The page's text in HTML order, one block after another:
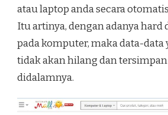
atau laptop anda secara
Itu artinya, dengan adanya hard
pada komputer, maka data-
tidak akan hilang dan
didalamnya.